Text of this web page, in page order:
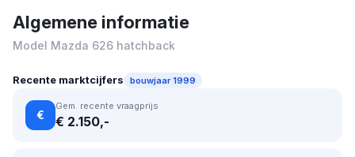
Algemene informatie
Model Mazda 626 hatchback
Recente marktcijfers bouwjaar 1999
€
Gem. recente vraagprijs
€ 2.150,-